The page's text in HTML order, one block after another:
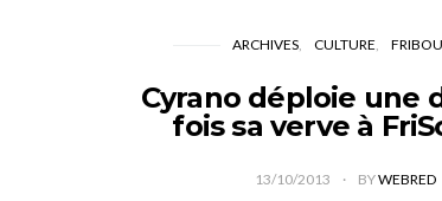
ARCHIVES CULTURE
Cyrano déploie une
fois sa verve à
13/10/2013 BYWEBRED